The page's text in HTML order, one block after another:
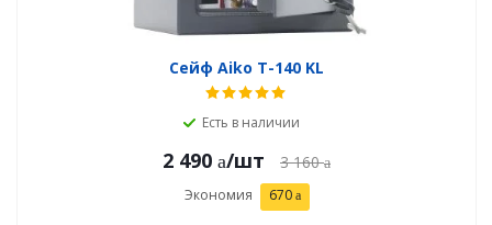
Сейф Aiko T-140 KL
Есть в наличии
2 490 /шт 3 160
Экономия 670